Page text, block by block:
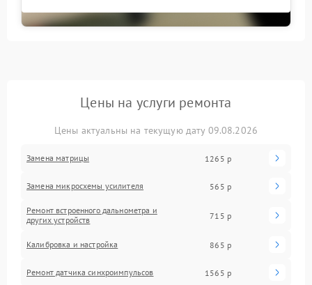
Цены на услуги ремонта
Цены актуальны на текущую дату 09.08.2026
Замена матрицы 1265 р
Замена микросхемы усилителя 565 р
Ремонт встроенного дальнометра и
других устройств
715 р
Калибровка и настройка 865 р
Ремонт датчика синхроимпульсов 1565 р